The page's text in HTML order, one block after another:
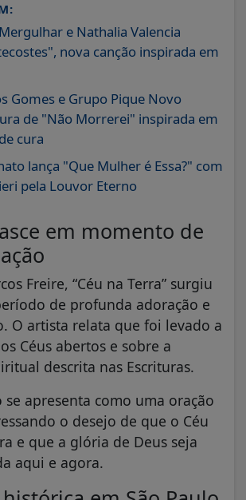
e Nathalia Valencia
nova canção inspirada em
Gomes e Grupo Pique Novo
de "Não Morrerei" inspirada em
cura
lança "Que Mulher é Essa?" com
pela Louvor Eterno
em momento de
Freire, “Céu na Terra” surgiu
de profunda adoração e
O artista relata que foi levado a
Céus abertos e sobre a
descrita nas Escrituras.
se apresenta como uma oração
o desejo de que o Céu
e que a glória de Deus seja
aqui e agora.